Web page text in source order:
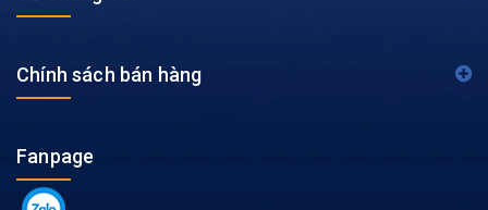
Chính sách bán hàng
Fanpage